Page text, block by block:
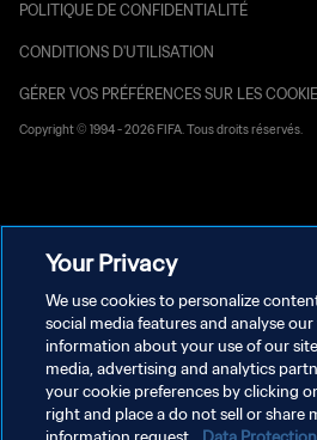
POLITIQUE DE CONFIDENTIALITÉ
CONDITIONS D'UTILISATION
GÉRER VOS PRÉFÉRENCES SUR LES
Copyright © 1994 - 2026 FIFA. Tous droits réservés.
Your Privacy
We use cookies to personalize
social media features and analyse
information about your use of our
media, advertising and analytics
your cookie preferences by clicking
right and place a do not sell or share